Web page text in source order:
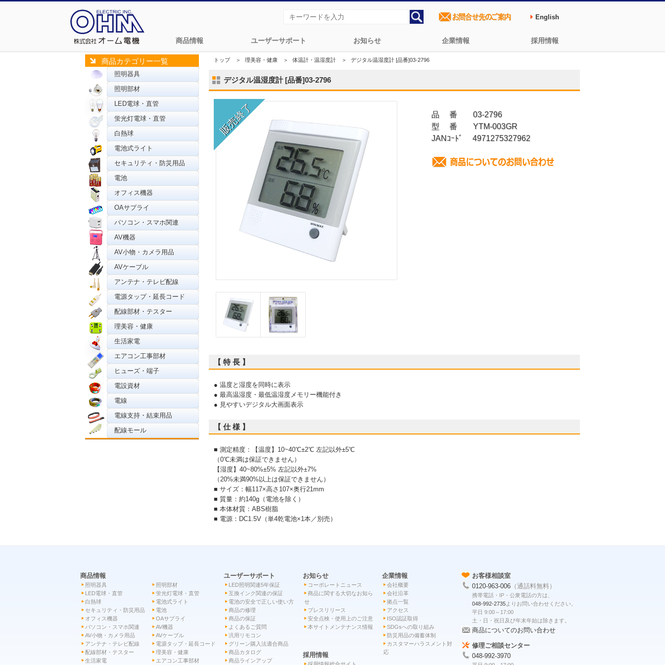
商品情報 ユーザーサポート お知らせ 企業情報 採用情報
English
商品カテゴリー一覧
照明器具
照明部材
LED電球・直管
蛍光灯電球・直管
白熱球
電池式ライト
セキュリティ・防災用品
電池
オフィス機器
OAサプライ
パソコン・スマホ関連
AV機器
AV小物・カメラ用品
AVケーブル
アンテナ・テレビ配線
電源タップ・延長コード
配線部材・テスター
理美容・健康
生活家電
エアコン工事部材
ヒューズ・端子
電設資材
電線
電線支持・結束用品
配線モール
トップ＞ 理美容・健康 ＞ 体温計・温湿度計 ＞ デジタル温湿度計 [品番]03-2796
デジタル温湿度計 [品番]03-2796
品 番 03-2796
型 番 YTM-003GR
JANｺｰﾄﾞ 4971275327962
【 特 長 】
● 温度と湿度を同時に表示
● 最高温湿度・最低温湿度メモリー機能付き
● 見やすいデジタル大画面表示
【 仕 様 】
■ 測定精度：【温度】10~40℃±2℃ 左記以外±5℃
（0℃未満は保証できません）
【湿度】40~80%±5% 左記以外±7%
（20%未満90%以上は保証できません）
■ サイズ：幅117×高さ107×奥行21mm
■ 質量：約140g（電池を除く）
■ 本体材質：ABS樹脂
■ 電源：DC1.5V（単4乾電池×1本／別売）
商品情報
照明器具
照明部材
LED電球・直管
蛍光灯電球・直管
白熱球
電池式ライト
セキュリティ・防災用品
電池
オフィス機器
OAサプライ
パソコン・スマホ関連
AV機器
AV小物・カメラ用品
AVケーブル
アンテナ・テレビ配線
電源タップ・延長コード
配線部材・テスター
理美容・健康
生活家電
エアコン工事部材
ユーザーサポート
LED照明関連5年保証
互換インク関連の保証
電池の安全で正しい使い方
商品の修理
商品の保証
よくあるご質問
汎用リモコン
グリーン購入法適合商品
商品カタログ
商品ラインアップ
お知らせ
コーポレートニュース
商品に関する大切なお知ら
せ
プレスリリース
安全点検・使用上のご注意
本サイトメンテナンス情報
企業情報
会社概要
会社沿革
拠点一覧
アクセス
ISO認証取得
SDGsへの取り組み
防災用品の備蓄体制
カスタマーハラスメント対
応
採用情報
お客様相談室
0120-963-006 （通話料無料）
携帯電話・IP・公衆電話の方は、
048-992-2735よりお問い合わせください。
平日 9:00～17:00
土・日・祝日及び年末年始は除きます。
商品についてのお問い合わせ
修理ご相談センター
048-992-3970